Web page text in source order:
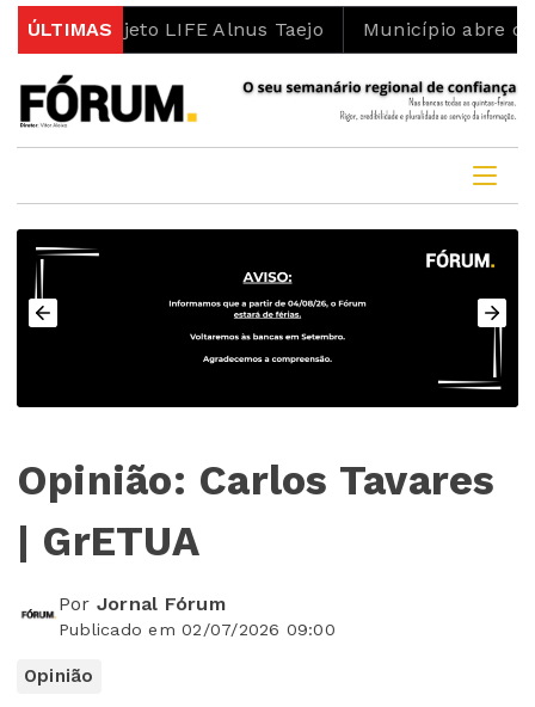
ÚLTIMAS
projeto LIFE Alnus Taejo Município abre
Opinião: Carlos Tavares
| GrETUA
Por Jornal Fórum
Publicado em 02/07/2026 09:00
Opinião